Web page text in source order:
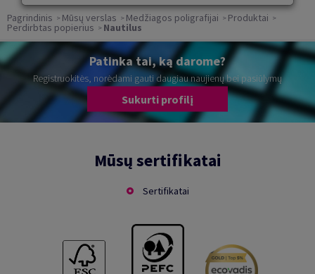
Pagrindinis Mūsų verslas Medžiagos poligrafijai Produktai
Perdirbtas popierius Nautilus
Patinka tai, ką darome?
Registruokitės, norėdami gauti daugiau naujienų bei pasiūlymų
Sukurti profilį
Mūsų sertifikatai
Sertifikatai